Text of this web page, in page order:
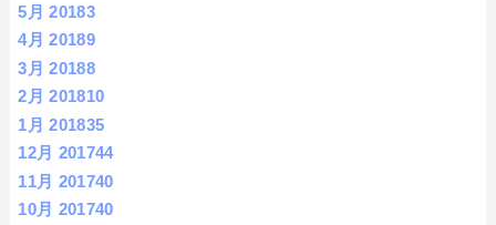
5月 20183
4月 20189
3月 20188
2月 201810
1月 201835
12月 201744
11月 201740
10月 201740